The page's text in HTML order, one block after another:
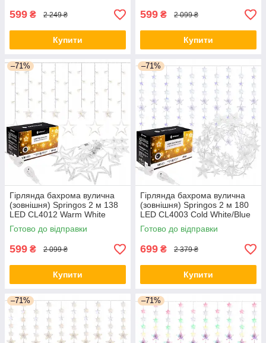
599 ₴ 2 249 ₴
Купити
599 ₴ 2 099 ₴
Купити
–71%
Гірлянда бахрома вулична
(зовнішня) Springos 2 м 138
LED CL4012 Warm White
orig447
Готово до відправки
599 ₴ 2 099 ₴
Купити
–71%
Гірлянда бахрома вулична
(зовнішня) Springos 2 м 180
LED CL4003 Cold White/Blue
orig438
Готово до відправки
699 ₴ 2 379 ₴
Купити
–71% –71%